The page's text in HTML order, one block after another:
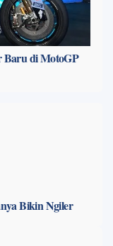
Baru di MotoGP
Bikin Ngiler